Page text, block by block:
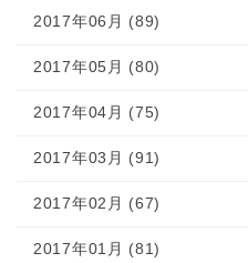
2017年06月 (89)
2017年05月 (80)
2017年04月 (75)
2017年03月 (91)
2017年02月 (67)
2017年01月 (81)